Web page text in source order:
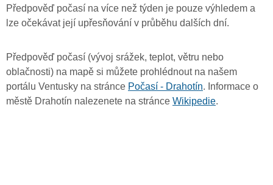
Předpověď počasí na více než týden je pouze výhledem a
lze očekávat její upřesňování v průběhu dalších dní.
Předpověď počasí (vývoj srážek, teplot, větru nebo
oblačnosti) na mapě si můžete prohlédnout na našem
portálu Ventusky na stránce Počasí - Drahotín. Informace o
městě Drahotín nalezenete na stránce Wikipedie.